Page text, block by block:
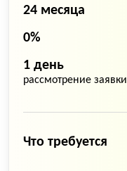
24 месяца
0%
1 день
рассмотрение заявки
Что требуется